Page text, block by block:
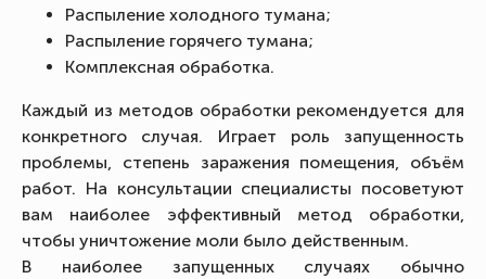
Распыление холодного тумана;
Распыление горячего тумана;
Комплексная обработка.
Каждый из методов обработки рекомендуется для
конкретного случая. Играет роль запущенность
проблемы, степень заражения помещения, объём
работ. На консультации специалисты посоветуют
вам наиболее эффективный метод обработки,
чтобы уничтожение моли было действенным.
В наиболее запущенных случаях обычно